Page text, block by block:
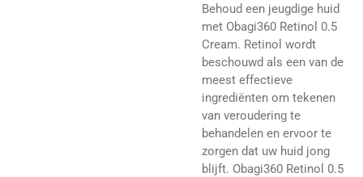
Behoud een jeugdige huid
met Obagi360 Retinol 0.5
Cream. Retinol wordt
beschouwd als een van de
meest effectieve
ingrediënten om tekenen
van veroudering te
behandelen en ervoor te
zorgen dat uw huid jong
blijft. Obagi360 Retinol 0.5